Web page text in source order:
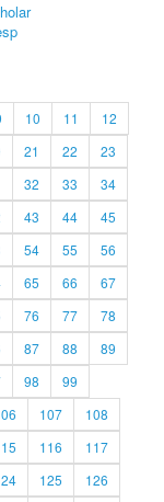
10 11
12
21 22
23
32 33
34
43 44
45
54 55
56
65 66
67
76 77
78
87 88
89
98
99
107
108
116
117
125
126